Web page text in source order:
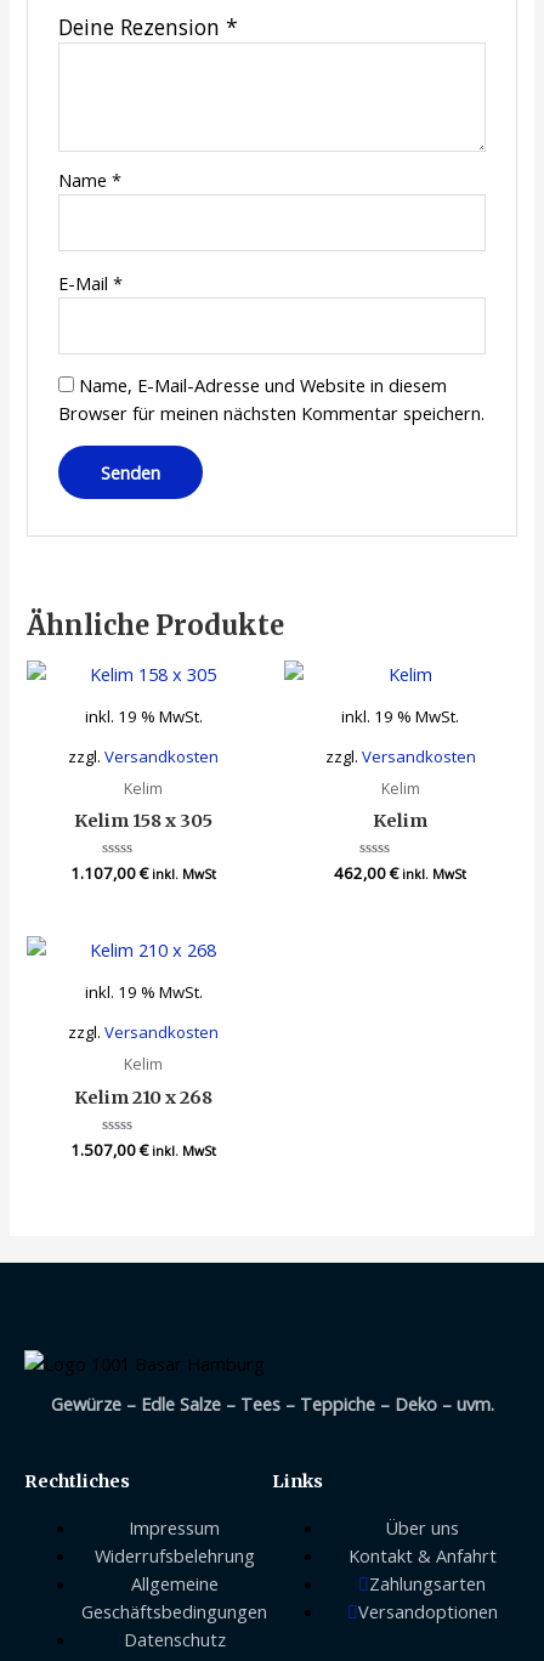
Deine Rezension *
Name *
E-Mail *
Name, E-Mail-Adresse und Website in diesem
Browser für meinen nächsten Kommentar speichern.
Ähnliche Produkte
inkl. 19 % MwSt.
zzgl.Versandkosten
Kelim
Kelim 158 x 305
Bewertet
mit
1.107,00€ inkl. MwSt
inkl. 19 % MwSt.
zzgl. Versandkosten
Kelim
Kelim
Bewertet
mit
462,00€ inkl. MwSt
inkl. 19 % MwSt.
zzgl.Versandkosten
Kelim
Kelim 210 x 268
Bewertet
mit
1.507,00€ inkl. MwSt
Gewürze – Edle Salze – Tees – Teppiche – Deko – uvm.
Rechtliches
Impressum
Widerrufsbelehrung
Allgemeine
Geschäftsbedingungen
Datenschutz
Links
Über uns
Kontakt & Anfahrt
Zahlungsarten
Versandoptionen